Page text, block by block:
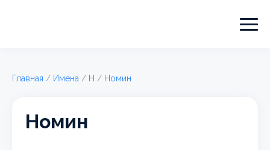
Главная / Имена / Н / Номин
Номин